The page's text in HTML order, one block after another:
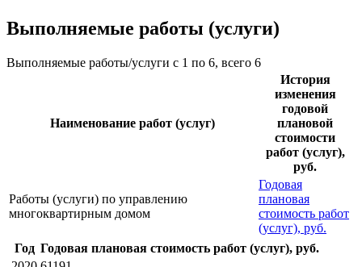
Выполняемые работы (услуги)
Выполняемые работы/услуги с 1 по 6, всего 6
Наименование работ (услуг)
История
изменения
годовой
плановой
стоимости
работ (услуг),
руб.
Работы (услуги) по управлению
многоквартирным домом
Годовая
плановая
стоимость работ
(услуг), руб.
Год Годовая плановая стоимость работ (услуг), руб.